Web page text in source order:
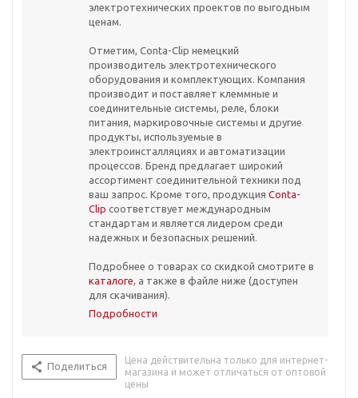
электротехнических проектов по выгодным
ценам.
Отметим, Conta-Clip немецкий
производитель электротехнического
оборудования и комплектующих. Компания
производит и поставляет клеммные и
соединительные системы, реле, блоки
питания, маркировочные системы и другие
продукты, используемые в
электроинсталляциях и автоматизации
процессов. Бренд предлагает широкий
ассортимент соединительной техники под
ваш запрос. Кроме того, продукция Conta-
Clip соответствует международным
стандартам и является лидером среди
надежных и безопасных решений.
Подробнее о товарах со скидкой смотрите в
каталоге, а также в файле ниже (доступен
для скачивания).
Подробности
Поделиться
Цена действительна только для интернет-
магазина и может отличаться от оптовой
цены